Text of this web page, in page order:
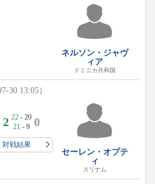
ネルソン・ジャヴ
ィア
ドミニカ共和国
30 13:05）
2 22- 20
21 - 9 0
対戦結果
セーレン・オプテ
ィ
スリナム